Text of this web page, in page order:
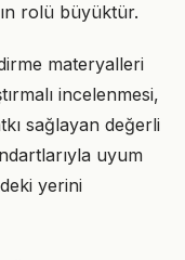
rolü büyüktür.
materyalleri
incelenmesi,
sağlayan değerli
uyum
yerini